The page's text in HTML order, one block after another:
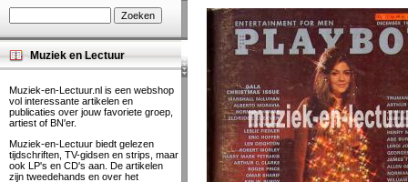
Muziek en Lectuur
Muziek-en-Lectuur.nl is een webshop
vol interessante artikelen en
publicaties over jouw favoriete groep,
artiest of BN'er.
Muziek-en-Lectuur biedt gelezen
tijdschriften, TV-gidsen en strips, maar
ook LP's en CD's aan. De artikelen
zijn tweedehands en over het